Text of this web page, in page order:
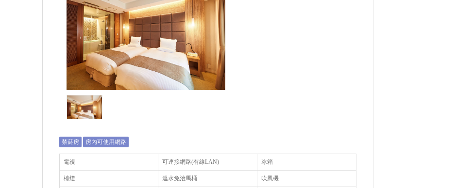
禁菸房 房內可使用網路
電視 可連接網路(有線LAN) 冰箱
檯燈 溫水免治馬桶 吹風機